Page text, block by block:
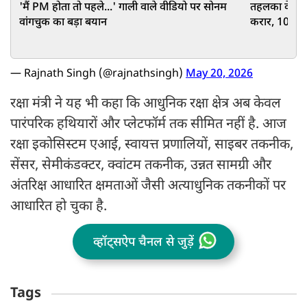
'मैं PM होता तो पहले...' गाली वाले वीडियो पर सोनम
वांगचुक का बड़ा बयान
तहलका के
करार, 10
— Rajnath Singh (@rajnathsingh) May 20, 2026
रक्षा मंत्री ने यह भी कहा कि आधुनिक रक्षा क्षेत्र अब केवल
पारंपरिक हथियारों और प्लेटफॉर्म तक सीमित नहीं है. आज
रक्षा इकोसिस्टम एआई, स्वायत्त प्रणालियों, साइबर तकनीक,
सेंसर, सेमीकंडक्टर, क्वांटम तकनीक, उन्नत सामग्री और
अंतरिक्ष आधारित क्षमताओं जैसी अत्याधुनिक तकनीकों पर
आधारित हो चुका है.
व्हॉट्सऐप चैनल से जुड़ें
Tags